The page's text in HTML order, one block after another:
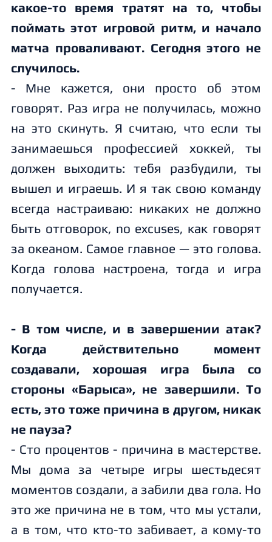
какое-то время тратят на то, чтобы
поймать этот игровой ритм, и начало
матча проваливают. Сегодня этого не
случилось.
- Мне кажется, они просто об этом
говорят. Раз игра не получилась, можно
на это скинуть. Я считаю, что если ты
занимаешься профессией хоккей, ты
должен выходить: тебя разбудили, ты
вышел и играешь. И я так свою команду
всегда настраиваю: никаких не должно
быть отговорок, no excuses, как говорят
за океаном. Самое главное — это голова.
Когда голова настроена, тогда и игра
получается.
- В том числе, и в завершении атак?
Когда действительно момент
создавали, хорошая игра была со
стороны «Барыса», не завершили. То
есть, это тоже причина в другом, никак
не пауза?
- Сто процентов - причина в мастерстве.
Мы дома за четыре игры шестьдесят
моментов создали, а забили два гола. Но
это же причина не в том, что мы устали,
а в том, что кто-то забивает, а кому-то